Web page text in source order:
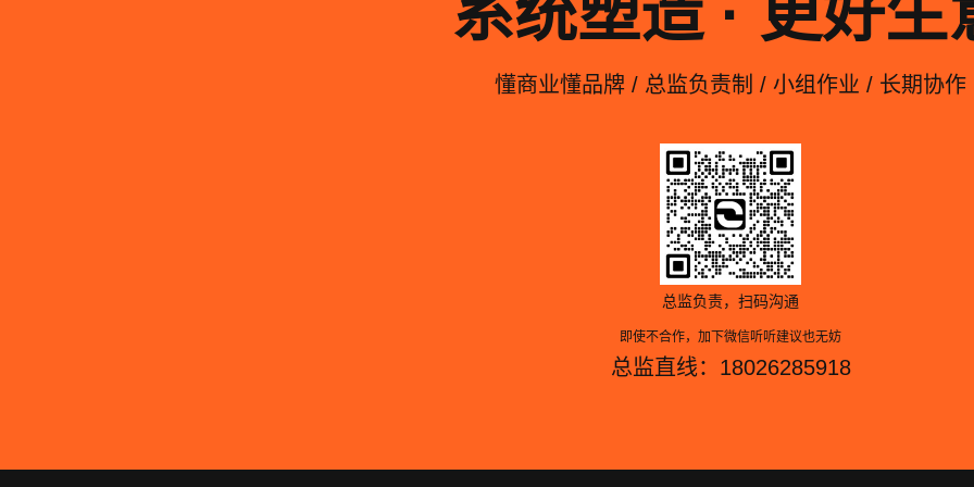
懂商业懂品牌 / 总监负责制 / 小组作业 / 长期协作
总监负责，扫码沟通
即使不合作，加下微信听听建议也无妨
总监直线：18026285918